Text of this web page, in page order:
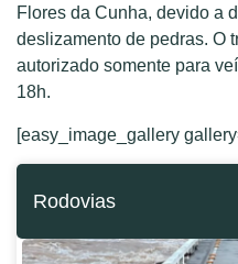
Flores da Cunha, devido a
deslizamento de pedras. O
autorizado somente para
18h.
[easy_image_gallery
Rodovias